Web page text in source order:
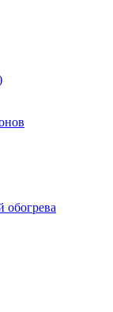
обогрева